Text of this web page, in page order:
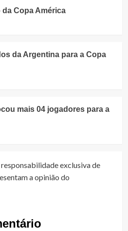
Copa América
da Argentina para a Copa
mais 04 jogadores para a
exclusiva de
a opinião do